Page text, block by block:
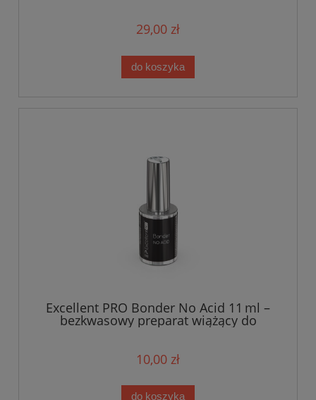
29,00 zł
do koszyka
Excellent PRO Bonder No Acid 11 ml –
bezkwasowy preparat wiążący do
paznokci
10,00 zł
do koszyka